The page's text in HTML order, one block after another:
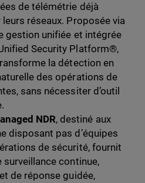
de télémétrie déjà
réseaux. Proposée via
gestion unifiée et intégrée
Security Platform®,
la détection en
des opérations de
sans nécessiter d’outil
NDR, destiné aux
disposant pas d’équipes
de sécurité, fournit
surveillance continue,
de réponse guidée,